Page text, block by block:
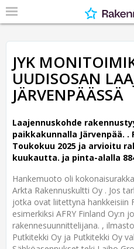
JYK
UUDISOSAN
JÄRVENPÄÄSSÄ
Laajennuskohde
paikkakunnalla Järvenpää. .
Toukokuu 2025 ja arvioitu
kuukautta. ja pinta-alalla
Hankemuoto oli
Arkta Rakennuskultti Oy . Jos
jotka ovat liitettynä hankkeisiin
esimerkiksi AFRY Finland Oy:n
rakennesuunnittelijana. ,
Putkitekki Oy ja Putkitekki Oy